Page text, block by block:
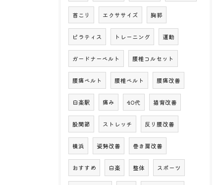
首こり エクササイズ 胸郭
ピラティス トレーニング 運動
ガードナーベルト 腰椎コルセット
腰痛ベルト 腰椎ベルト 腰痛改善
白楽駅 痛み 40代 猫背改善
股関節 ストレッチ 反り腰改善
横浜 姿勢改善 巻き肩改善
おすすめ 白楽 整体 スポーツ